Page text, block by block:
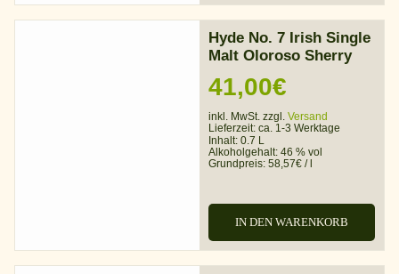
Hyde No. 7 Irish Single
Malt Oloroso Sherry
41,00€
inkl. MwSt. zzgl. Versand
Lieferzeit: ca. 1-3 Werktage
Inhalt: 0.7 L
Alkoholgehalt: 46 % vol
Grundpreis: 58,57€ /l
IN DEN WARENKORB